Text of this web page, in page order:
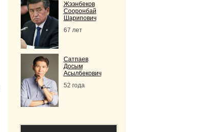
Жээнбеков
Сооронбай
Шарипович
67 лет
Сатпаев
Досым
Асылбекович
52 года